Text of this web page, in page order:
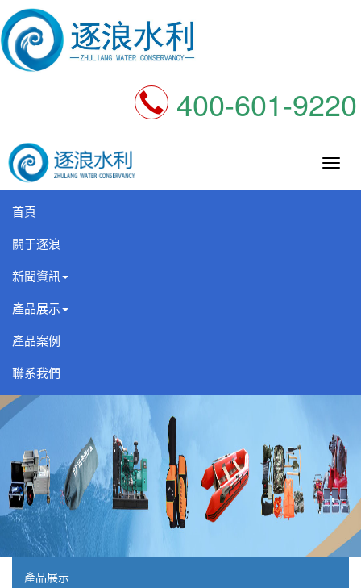
400-601-9220
逐
首頁
關于逐浪
新聞資訊
產品展示
產品案例
聯系我們
產品展示